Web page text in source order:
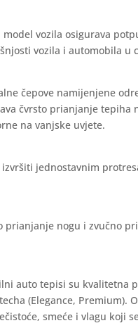
vozila osigurava
vozila i automobila u
čepove namijenjene
čvrsto prianjanje
na vanjske uvjete.
jednostavnim
nogu i zvučno
auto tepisi su kvalitetna
(Elegance,
smeće i vlagu koji